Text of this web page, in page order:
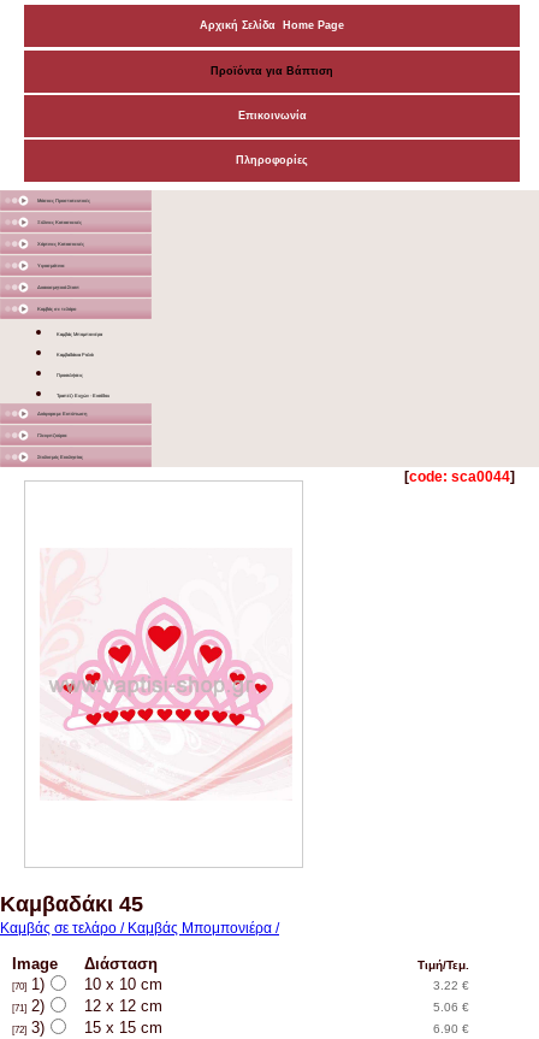
Αρχική Σελίδα Home Page
Προϊόντα για Βάπτιση
Επικοινωνία
Πληροφορίες
Μάσκες Προστατευτικές
Ξύλινες Κατασκευές
Χάρτινες Κατασκευές
Υφασμάτινα
Διακοσμητικά Σταντ
Καμβάς σε τελάρο
Καμβάς Μπομπονιέρα
Καμβαδάκια Ρολόι
Προσκλήσεις
Τραπέζι Ευχών - Εισόδου
Διάφορα με Εκτύπωση
Γλειφιτζούρια
Στολισμός Εκκλησίας
[code: sca0044]
Καμβαδάκι 45
Καμβάς σε τελάρο / Καμβάς Μπομπονιέρα /
Image Διάσταση Τιμή/Τεμ.
[70] 1) 10 x 10 cm 3.22 €
[71] 2) 12 x 12 cm 5.06 €
[72] 3) 15 x 15 cm 6.90 €